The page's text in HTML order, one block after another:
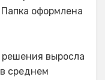
оформлена
решения выросла
среднем